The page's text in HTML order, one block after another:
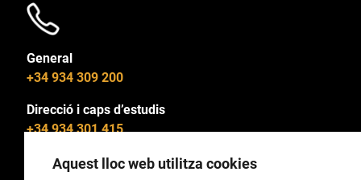
General
+34 934 309 200
Direcció i caps d’estudis
+34 934 301 415
Aquest lloc web utilitza cookies